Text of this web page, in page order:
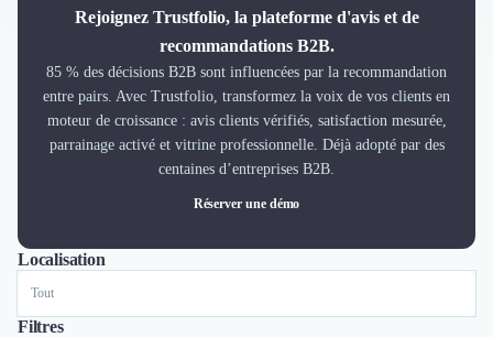
Cabinet de Recrutement
Formation
Teambuilding
Marque Employeur
Conseil en Management et Organisation
Portage Salarial
Responsabilité Sociétale des Entreprises (RSE)
Marketplace de freelance
Coaching
Rejoignez Trustfolio, la plateforme d'avis et de
recommandations B2B.
85 % des décisions B2B sont influencées par la recommandation
entre pairs. Avec Trustfolio, transformez la voix de vos clients en
moteur de croissance : avis clients vérifiés, satisfaction mesurée,
parrainage activé et vitrine professionnelle. Déjà adopté par des
centaines d’entreprises B2B.
Réserver une démo
Localisation
ToutParisNantes
Filtres